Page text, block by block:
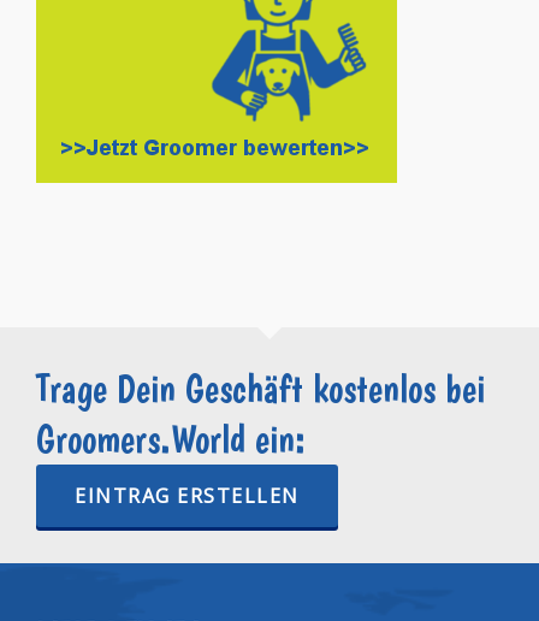
Trage Dein Geschäft kostenlos bei
Groomers.World ein:
EINTRAG ERSTELLEN